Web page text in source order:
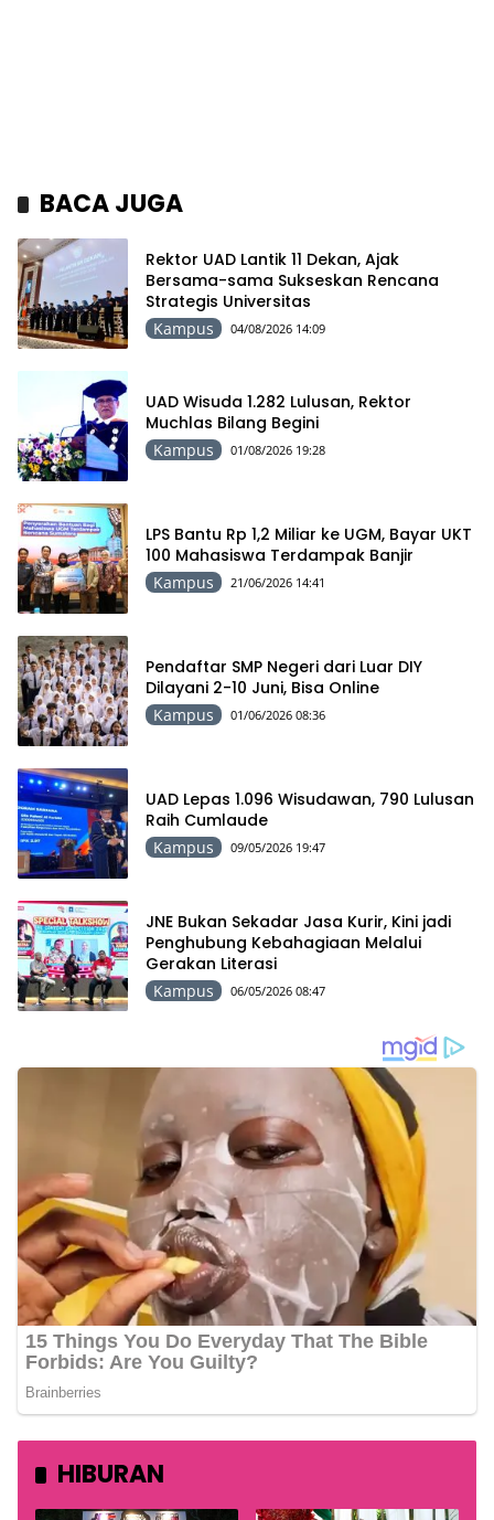
BACA JUGA
Rektor UAD Lantik 11 Dekan, Ajak
Bersama-sama Sukseskan Rencana
Strategis Universitas
Kampus 04/08/2026 14:09
UAD Wisuda 1.282 Lulusan, Rektor
Muchlas Bilang Begini
Kampus 01/08/2026 19:28
LPS Bantu Rp 1,2 Miliar ke UGM, Bayar UKT
100 Mahasiswa Terdampak Banjir
Kampus 21/06/2026 14:41
Pendaftar SMP Negeri dari Luar DIY
Dilayani 2-10 Juni, Bisa Online
Kampus 01/06/2026 08:36
UAD Lepas 1.096 Wisudawan, 790 Lulusan
Raih Cumlaude
Kampus 09/05/2026 19:47
JNE Bukan Sekadar Jasa Kurir, Kini jadi
Penghubung Kebahagiaan Melalui
Gerakan Literasi
Kampus 06/05/2026 08:47
HIBURAN